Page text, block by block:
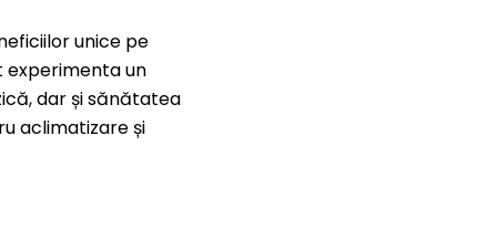
unice pe
experimenta un
dar și sănătatea
aclimatizare și